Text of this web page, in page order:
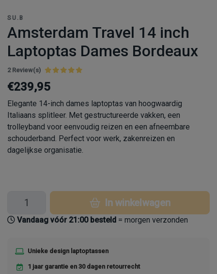
SU.B
Amsterdam Travel 14 inch
Laptoptas Dames Bordeaux
2 Review(s)
€239,95
Elegante 14-inch dames laptoptas van hoogwaardig
Italiaans splitleer. Met gestructureerde vakken, een
trolleyband voor eenvoudig reizen en een afneembare
schouderband. Perfect voor werk, zakenreizen en
dagelijkse organisatie.
In winkelwagen
Vandaag vóór 21:00 besteld = morgen verzonden
Unieke design laptoptassen
1 jaar garantie en 30 dagen retourrecht